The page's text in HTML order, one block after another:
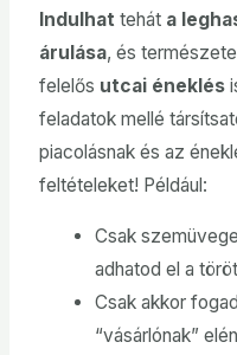
Indulhat tehát a
árulása, és
felelős utcai éneklés
feladatok mellé
piacolásnak és az
feltételeket! Például:
Csak
adhatod el a
Csak akkor
“vásárlónak”